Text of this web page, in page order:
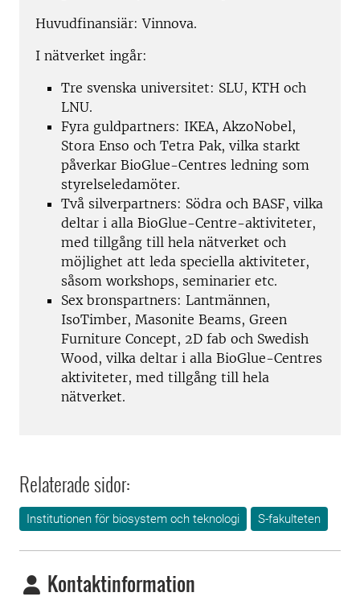
Huvudfinansiär: Vinnova.
I nätverket ingår:
Tre svenska universitet: SLU, KTH och
LNU.
Fyra guldpartners: IKEA, AkzoNobel,
Stora Enso och Tetra Pak, vilka starkt
påverkar BioGlue-Centres ledning som
styrelseledamöter.
Två silverpartners: Södra och BASF, vilka
deltar i alla BioGlue-Centre-aktiviteter,
med tillgång till hela nätverket och
möjlighet att leda speciella aktiviteter,
såsom workshops, seminarier etc.
Sex bronspartners: Lantmännen,
IsoTimber, Masonite Beams, Green
Furniture Concept, 2D fab och Swedish
Wood, vilka deltar i alla BioGlue-Centres
aktiviteter, med tillgång till hela
nätverket.
Relaterade sidor:
Institutionen för biosystem och teknologi S-fakulteten
Kontaktinformation